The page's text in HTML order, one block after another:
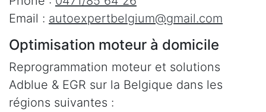
Email : autoexpertbelgium@gmail.com
Optimisation moteur à domicile
Reprogrammation moteur et solutions
Adblue & EGR sur la Belgique dans les
régions suivantes :